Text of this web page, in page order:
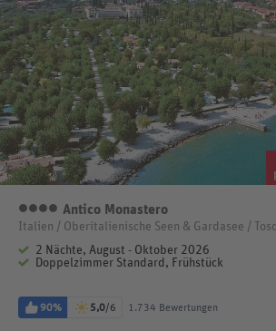
4 Sterne
Antico Monastero
Italien / Oberitalienische Seen & Gardasee /
2 Nächte, August - Oktober 2026
Doppelzimmer Standard, Frühstück
90% 5,0/6 1.734 Bewertungen